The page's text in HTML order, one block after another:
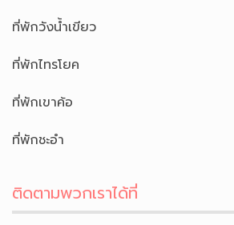
ที่พักวังน้ำเขียว
ที่พักไทรโยค
ที่พักเขาค้อ
ที่พักชะอำ
ติดตามพวกเราได้ที่